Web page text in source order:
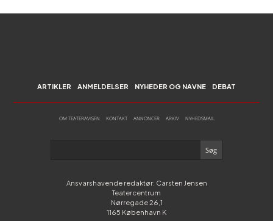
ARTIKLER ANMELDELSER NYHEDER OG NAVNE DEBAT
OM TEATERAVISEN KONTAKT ANNONCER ARKIV NYHEDSMAIL
Ansvarshavende redaktør: Carsten Jensen
Teatercentrum
Nørregade 26,1
1165 København K